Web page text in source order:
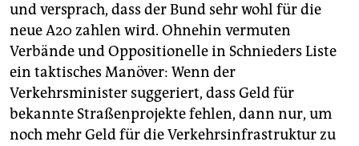
und versprach, dass der Bund sehr wohl für die
neue A20 zahlen wird. Ohnehin vermuten
Verbände und Oppositionelle in Schnieders Liste
ein taktisches Manöver: Wenn der
Verkehrsminister suggeriert, dass Geld für
bekannte Straßenprojekte fehlen, dann nur, um
noch mehr Geld für die Verkehrsinfrastruktur zu